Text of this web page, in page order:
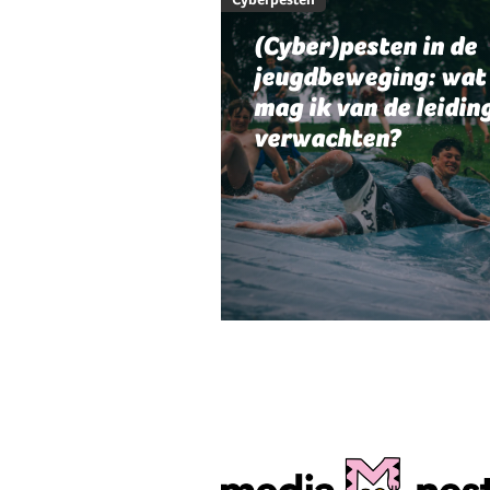
(Cyber)pesten in de
jeugdbeweging: wat
mag ik van de
verwachten?